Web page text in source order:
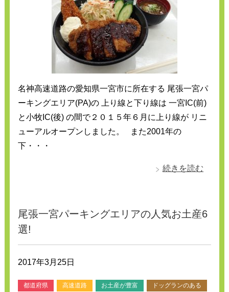
名神高速道路の愛知県一宮市に所在する 尾張一宮パ
ーキングエリア(PA)の 上り線と下り線は 一宮IC(前)
と小牧IC(後) の間で２０１５年６月に上り線が リニ
ューアルオープンしました。 また2001年の
下・・・
続きを読む
尾張一宮パーキングエリアの人気お土産6
選!
2017年3月25日
都道府県 高速道路 お土産が豊富 ドッグランのある